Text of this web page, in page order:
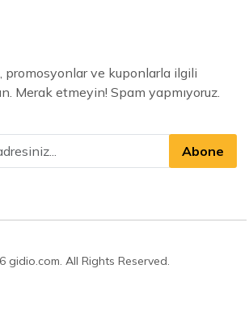
promosyonlar ve kuponlarla ilgili
Merak etmeyin! Spam yapmıyoruz.
Abone
gidio.com. All Rights Reserved.